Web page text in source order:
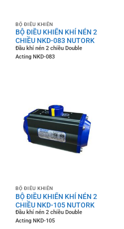
BỘ ĐIỀU KHIỂN
BỘ ĐIỀU KHIỂN KHÍ NÉN 2
CHIỀU NKD-083 NUTORK
Đầu khí nén 2 chiều Double
Acting NKD-083
BỘ ĐIỀU KHIỂN
BỘ ĐIỀU KHIỂN KHÍ NÉN 2
CHIỀU NKD-105 NUTORK
Đầu khí nén 2 chiều Double
Acting NKD-105